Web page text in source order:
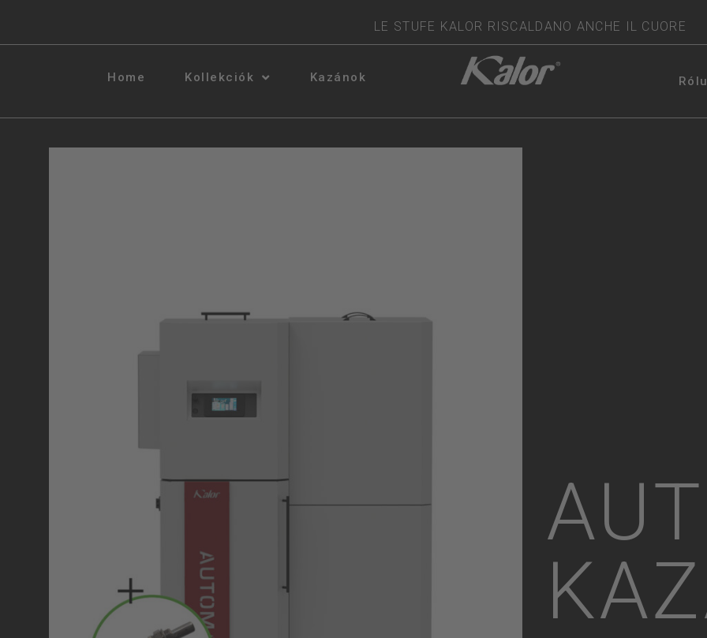
LE STUFE KALOR RISCALDANO ANCHE IL CUORE
Home Kollekciók Kazánok